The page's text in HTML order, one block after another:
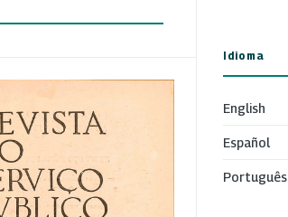
Idioma
English
Español
Português